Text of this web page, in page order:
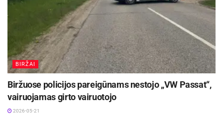
Biržų rajono savivaldybės informacija
Žymos: Biržų rajono savivaldybė
BIRŽAI
Biržuose policijos pareigūnams nestojo „VW Passat“,
vairuojamas girto vairuotojo
2026-05-21